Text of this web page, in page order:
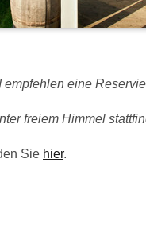
eine
freiem Himmel
Sie hier.